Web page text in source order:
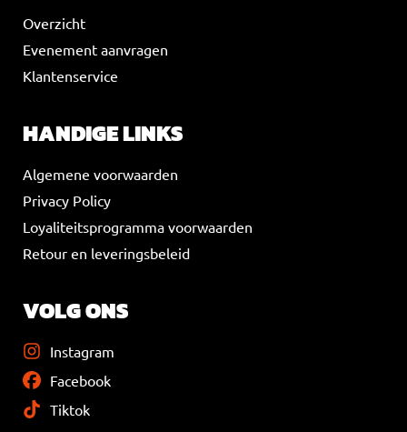
Overzicht
Evenement aanvragen
Klantenservice
HANDIGE LINKS
Algemene voorwaarden
Privacy Policy
Loyaliteitsprogramma voorwaarden
Retour en leveringsbeleid
VOLG ONS
Instagram
Facebook
Tiktok